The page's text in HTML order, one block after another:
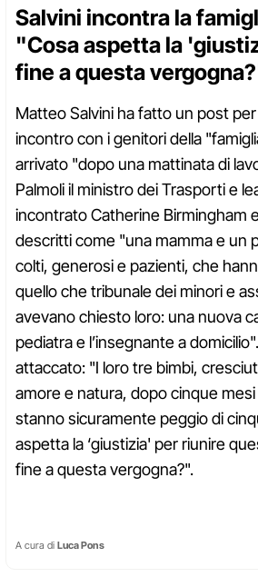
Salvini incontra la
"Cosa aspetta la
fine a questa
Matteo Salvini ha fatto un post
incontro con i genitori della
arrivato "dopo una mattinata di
Palmoli il ministro dei Trasporti e
incontrato Catherine Birmingham
descritti come "una mamma e un
colti, generosi e pazienti, che
quello che tribunale dei minori e
avevano chiesto loro: una nuova
pediatra e l’insegnante a
attaccato: "I loro tre bimbi,
amore e natura, dopo cinque
stanno sicuramente peggio di
aspetta la ‘giustizia' per riunire
fine a questa vergogna?".
A cura di Luca Pons